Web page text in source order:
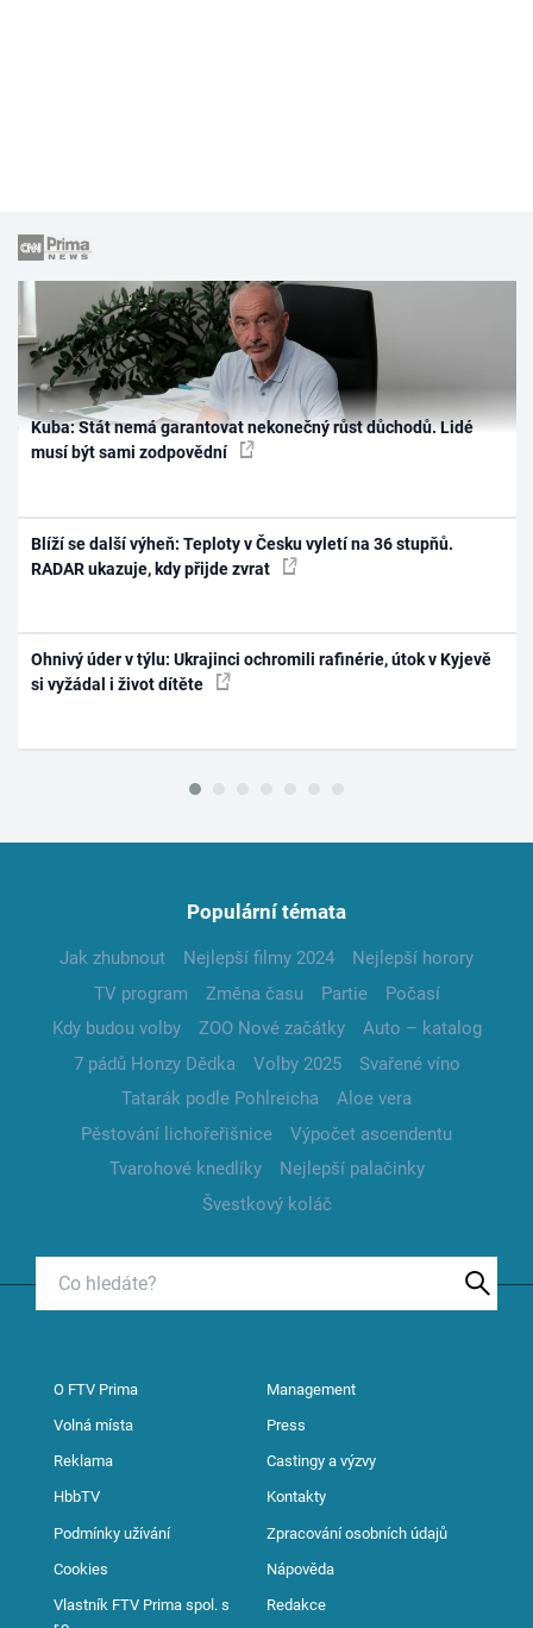
Kuba: Stát nemá garantovat nekonečný růst důchodů. Lidé
musí být sami zodpovědní
Blíží se další výheň: Teploty v Česku vyletí na 36 stupňů.
RADAR ukazuje, kdy přijde zvrat
Ohnivý úder v týlu: Ukrajinci ochromili rafinérie, útok v Kyjevě
si vyžádal i život dítěte
Populární témata
Jak zhubnout Nejlepší filmy 2024
Nejlepší horory
TV program
Změna času Partie
Počasí
Kdy budou volby
ZOO Nové začátky
Auto – katalog
7 pádů Honzy Dědka
Volby 2025
Svařené víno
Tatarák podle Pohlreicha
Aloe vera
Pěstování lichořeřišnice
Výpočet ascendentu
Tvarohové knedlíky
Nejlepší palačinky
Švestkový koláč
O FTV Prima Management
Volná místa Press
Reklama Castingy a výzvy
HbbTV Kontakty
Podmínky užívání Zpracování osobních údajů
Cookies Nápověda
Vlastník FTV Prima spol. s
Redakce